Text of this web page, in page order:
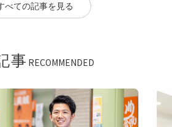
べての記事を見る
事 RECOMMENDED